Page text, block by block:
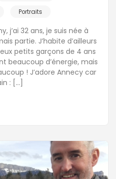
Portraits
j’ai 32 ans, je suis née à
partie. J’habite d’ailleurs
petits garçons de 4 ans
beaucoup d’énergie, mais
! J’adore Annecy car
: […]